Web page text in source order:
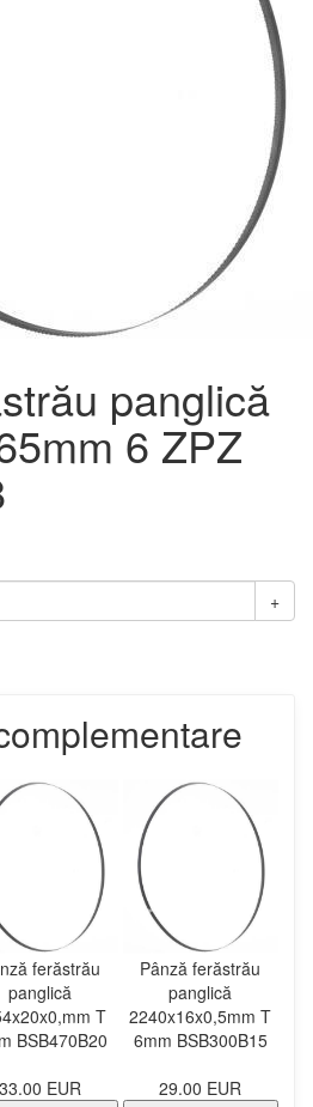
panglică
6 ZPZ
+
ferăstrău
panglică
T
BSB470B20
33.00 EUR
Pânză ferăstrău
panglică
2240x16x0,5mm T
6mm BSB300B15
29.00 EUR